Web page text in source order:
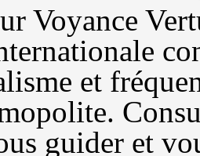
Voyance
et
guider et